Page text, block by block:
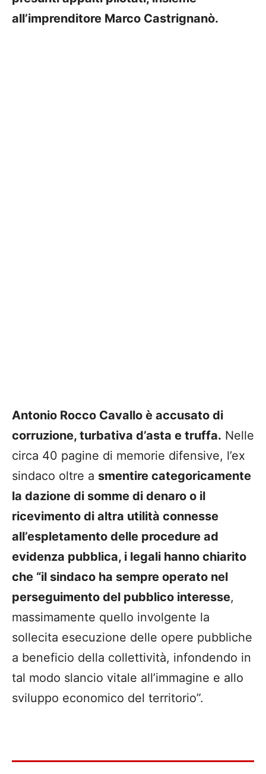
all’imprenditore Marco Castrignanò.
Antonio Rocco Cavallo è accusato di
corruzione, turbativa d’asta e truffa. Nelle
circa 40 pagine di memorie difensive, l’ex
sindaco oltre a smentire categoricamente
la dazione di somme di denaro o il
ricevimento di altra utilità connesse
all’espletamento delle procedure ad
evidenza pubblica, i legali hanno chiarito
che “il sindaco ha sempre operato nel
perseguimento del pubblico interesse,
massimamente quello involgente la
sollecita esecuzione delle opere pubbliche
a beneficio della collettività, infondendo in
tal modo slancio vitale all’immagine e allo
sviluppo economico del territorio”.